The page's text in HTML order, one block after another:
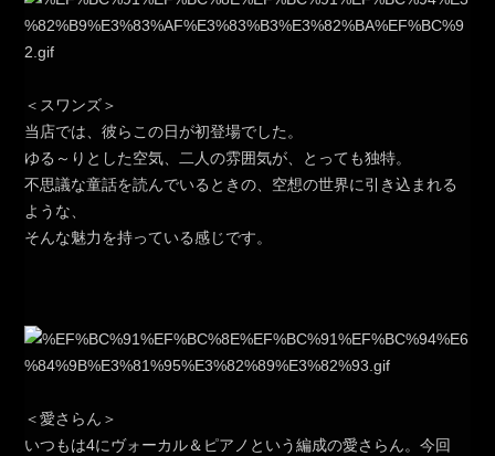
＜スワンズ＞
当店では、彼らこの日が初登場でした。
ゆる～りとした空気、二人の雰囲気が、とっても独特。
不思議な童話を読んでいるときの、空想の世界に引き込まれる
ような、
そんな魅力を持っている感じです。
＜愛さらん＞
いつもは4にヴォーカル＆ピアノという編成の愛さらん。今回